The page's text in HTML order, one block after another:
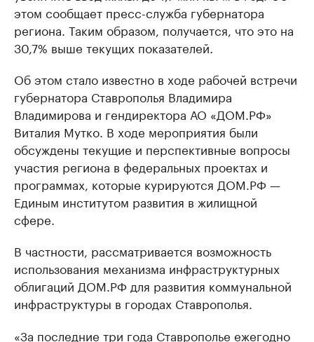
этом сообщает пресс-служба губернатора
региона. Таким образом, получается, что это на
30,7% выше текущих показателей.
Об этом стало известно в ходе рабочей встречи
губернатора Ставрополья Владимира
Владимирова и гендиректора АО «ДОМ.РФ»
Виталия Мутко. В ходе мероприятия были
обсуждены текущие и перспективные вопросы
участия региона в федеральных проектах и
программах, которые курируются ДОМ.РФ —
Единым институтом развития в жилищной
сфере.
В частности, рассматривается возможность
использования механизма инфраструктурных
облигаций ДОМ.РФ для развития коммунальной
инфраструктуры в городах Ставрополья.
«За последние три года Ставрополье ежегодно